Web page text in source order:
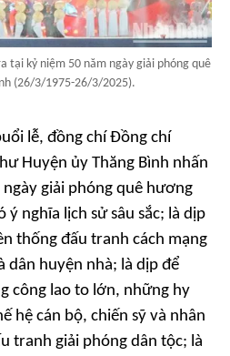
tại kỷ niệm 50 năm ngày giải phóng quê
(26/3/1975-26/3/2025).
lễ, đồng chí Đồng chí
Huyện ủy Thăng Bình nhấn
giải phóng quê hương
ý nghĩa lịch sử sâu sắc; là dịp
thống đấu tranh cách mạng
dân huyện nhà; là dịp để
công lao to lớn, những hy
hệ cán bộ, chiến sỹ và nhân
tranh giải phóng dân tộc; là